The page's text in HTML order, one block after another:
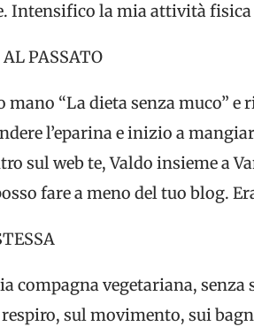
Intensifico la mia attività
PASSATO
“La dieta senza muco” e
l’eparina e inizio a
sul web te, Valdo insieme a
fare a meno del tuo blog.
compagna vegetariana,
sul movimento, sui